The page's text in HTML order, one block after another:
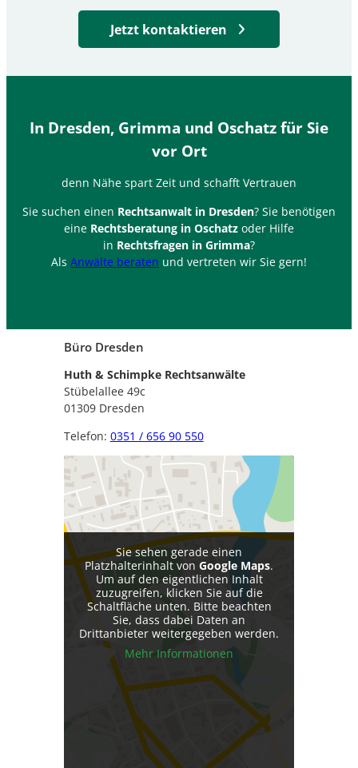
Jetzt kontaktieren
In Dresden, Grimma und Oschatz für Sie
vor Ort
denn Nähe spart Zeit und schafft Vertrauen
Sie suchen einen Rechtsanwalt in Dresden? Sie benötigen
eine Rechtsberatung in Oschatz oder Hilfe
in Rechtsfragen in Grimma?
Als Anwälte beraten und vertreten wir Sie gern!
Büro Dresden
Huth & Schimpke Rechtsanwälte
Stübelallee 49c
01309 Dresden
Telefon: 0351 / 656 90 550
Sie sehen gerade einen
Platzhalterinhalt von Google Maps.
Um auf den eigentlichen Inhalt
zuzugreifen, klicken Sie auf die
Schaltfläche unten. Bitte beachten
Sie, dass dabei Daten an
Drittanbieter weitergegeben werden.
Mehr Informationen